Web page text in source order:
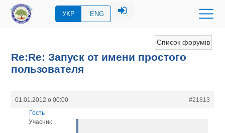
УКР ENG
Список форумів
Re:Re: Запуск от имени простого
пользователя
01.01.2012 о 00:00
#21813
Гость
Учасник